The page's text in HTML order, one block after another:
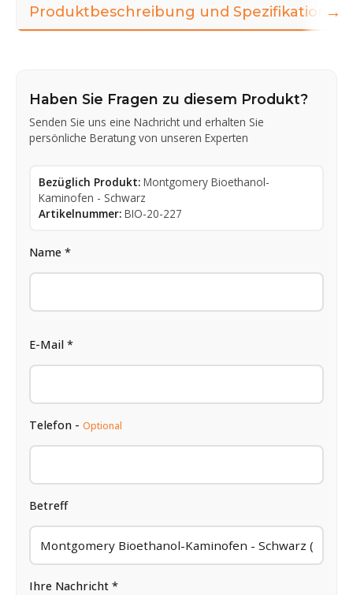
Produktbeschreibung und Spezifikationen
Haben Sie Fragen zu diesem Produkt?
Senden Sie uns eine Nachricht und erhalten Sie
persönliche Beratung von unseren Experten
Bezüglich Produkt: Montgomery Bioethanol-
Kaminofen - Schwarz
Artikelnummer: BIO-20-227
Name *
E-Mail *
Telefon - Optional
Betreff
Ihre Nachricht *
→